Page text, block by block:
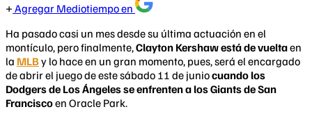
Agregar Mediotiempo en
Ha pasado casi un mes desde su última actuación en el
montículo, pero finalmente,Clayton Kershaw está de vueltaen
la MLBy lo hace en un gran momento, pues, será el encargado
de abrir el juego de este sábado 11 de juniocuando los
Dodgers de Los Ángeles se enfrenten a los Giants de San
Franciscoen Oracle Park.